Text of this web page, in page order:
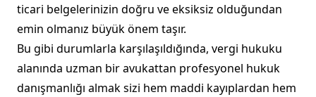
ticari belgelerinizin doğru ve eksiksiz olduğundan
emin olmanız büyük önem taşır.
Bu gibi durumlarla karşılaşıldığında, vergi hukuku
alanında uzman bir avukattan profesyonel hukuk
danışmanlığı almak sizi hem maddi kayıplardan hem